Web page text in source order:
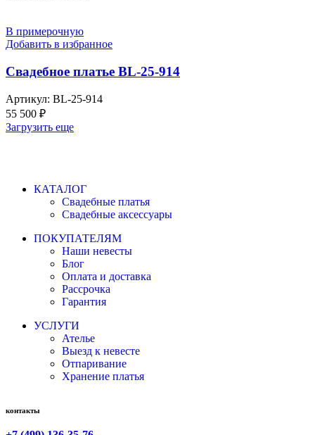
В примерочную
Добавить в избранное
Свадебное платье BL-25-914
Артикул: BL-25-914
55 500 ₽
Загрузить еще
КАТАЛОГ
Свадебные платья
Свадебные аксессуары
ПОКУПАТЕЛЯМ
Наши невесты
Блог
Оплата и доставка
Рассрочка
Гарантия
УСЛУГИ
Ателье
Выезд к невесте
Отпаривание
Хранение платья
контакты